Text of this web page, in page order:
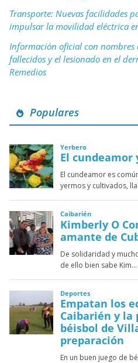
Transporte: Nuevas facilidades
impulsar la movilidad eléctrica
Información oficial con nombres
fallecidos y el lesionado en el
Remedios
Populares